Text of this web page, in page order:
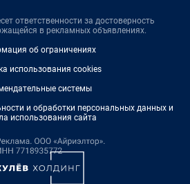
ответственности за достоверность
в рекламных объявлениях.
об ограничениях
использования cookies
системы
и обработки персональных данных и
использования сайта